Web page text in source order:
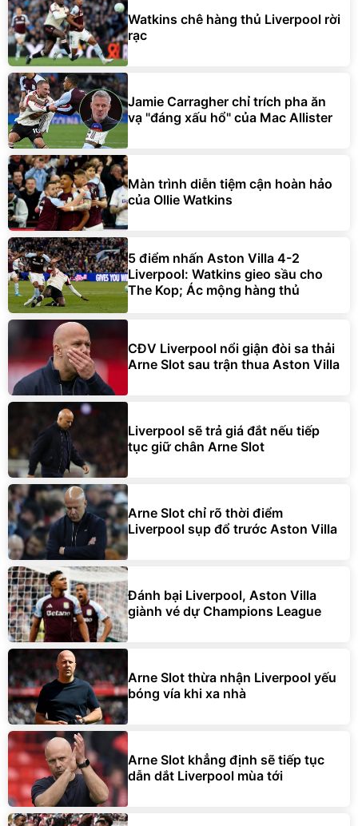
Watkins chê hàng thủ Liverpool rời
rạc
Jamie Carragher chỉ trích pha ăn
vạ "đáng xấu hổ" của Mac Allister
Màn trình diễn tiệm cận hoàn hảo
của Ollie Watkins
5 điểm nhấn Aston Villa 4-2
Liverpool: Watkins gieo sầu cho
The Kop; Ác mộng hàng thủ
CĐV Liverpool nổi giận đòi sa thải
Arne Slot sau trận thua Aston Villa
Liverpool sẽ trả giá đắt nếu tiếp
tục giữ chân Arne Slot
Arne Slot chỉ rõ thời điểm
Liverpool sụp đổ trước Aston Villa
Đánh bại Liverpool, Aston Villa
giành vé dự Champions League
Arne Slot thừa nhận Liverpool yếu
bóng vía khi xa nhà
Arne Slot khẳng định sẽ tiếp tục
dẫn dắt Liverpool mùa tới